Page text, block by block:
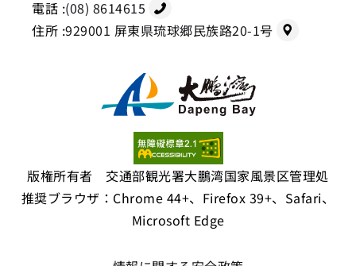
電話 :(08) 8614615
住所 :929001 屏東県琉球郷民族路20-1号
版権所有者 交通部観光署大鵬湾国家風景区管理処
推奨ブラウザ：Chrome 44+、Firefox 39+、Safari、
Microsoft Edge